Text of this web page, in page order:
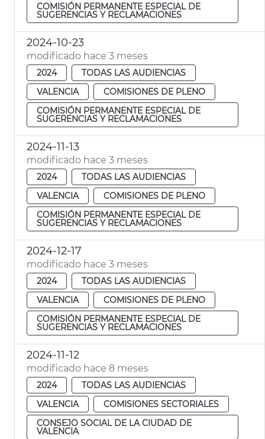
COMISIÓN PERMANENTE ESPECIAL DE
SUGERENCIAS Y RECLAMACIONES
2024-10-23
modificado hace 3 meses
2024
TODAS LAS AUDIENCIAS
VALENCIA
COMISIONES DE PLENO
COMISIÓN PERMANENTE ESPECIAL DE
SUGERENCIAS Y RECLAMACIONES
2024-11-13
modificado hace 3 meses
2024
TODAS LAS AUDIENCIAS
VALENCIA
COMISIONES DE PLENO
COMISIÓN PERMANENTE ESPECIAL DE
SUGERENCIAS Y RECLAMACIONES
2024-12-17
modificado hace 3 meses
2024
TODAS LAS AUDIENCIAS
VALENCIA
COMISIONES DE PLENO
COMISIÓN PERMANENTE ESPECIAL DE
SUGERENCIAS Y RECLAMACIONES
2024-11-12
modificado hace 8 meses
2024
TODAS LAS AUDIENCIAS
VALENCIA
COMISIONES SECTORIALES
CONSEJO SOCIAL DE LA CIUDAD DE
VALENCIA